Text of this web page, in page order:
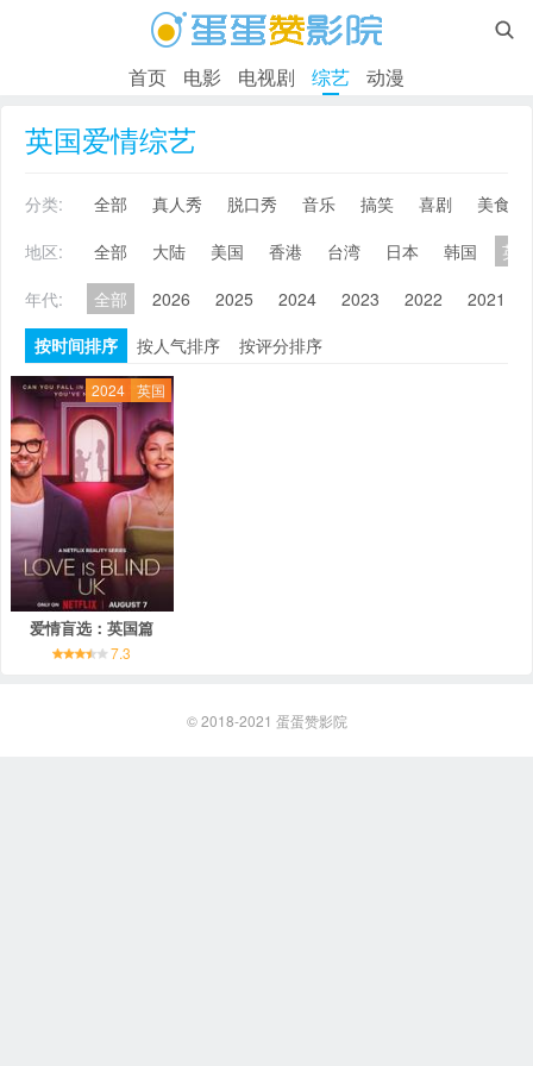

首页 电影 电视剧 综艺 动漫
英国爱情综艺
分类: 全部 真人秀 脱口秀 音乐 搞笑 喜剧
美食
地区:
全部 大陆 美国 香港 台湾 日本 韩国
英
年代:
全部 2026 2025 2024 2023 2022 2021
按时间排序
按人气排序 按评分排序
2024 英国
爱情盲选：英国篇
7.3
© 2018-2021 蛋蛋赞影院